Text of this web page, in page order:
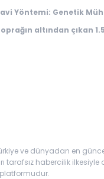
Yöntemi: Genetik
altından çıkan
ve dünyadan en
tarafsız habercilik